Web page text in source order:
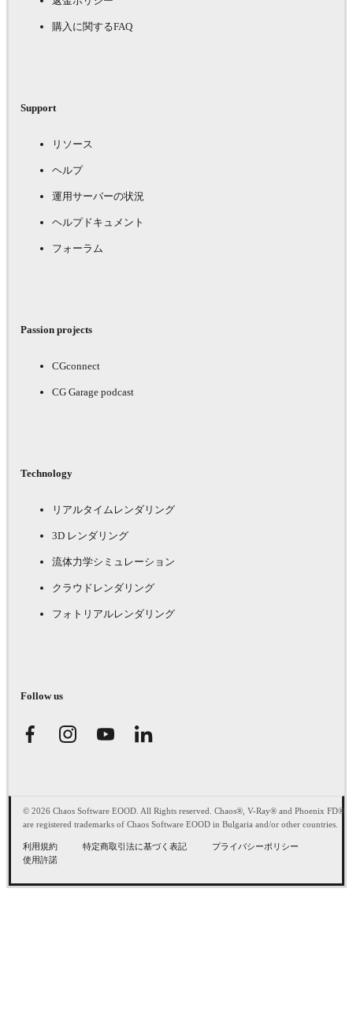
購入に関するFAQ
Support
リソース
ヘルプ
運用サーバーの状況
ヘルプドキュメント
フォーラム
Passion projects
CGconnect
CG Garage podcast
Technology
リアルタイムレンダリング
3D レンダリング
流体力学シミュレーション
クラウドレンダリング
フォトリアルレンダリング
Follow us
© 2026 Chaos Software EOOD. All Rights reserved. Chaos®, V-Ray® and Phoenix FD®
are registered trademarks of Chaos Software EOOD in Bulgaria and/or other countries.
利用規約 特定商取引法に基づく表記
プライバシーポリシー
使用許諾